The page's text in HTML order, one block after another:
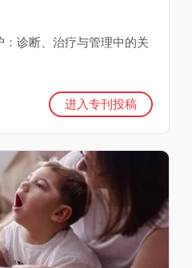
诊断、治疗与管理中的关
进入专刊投稿